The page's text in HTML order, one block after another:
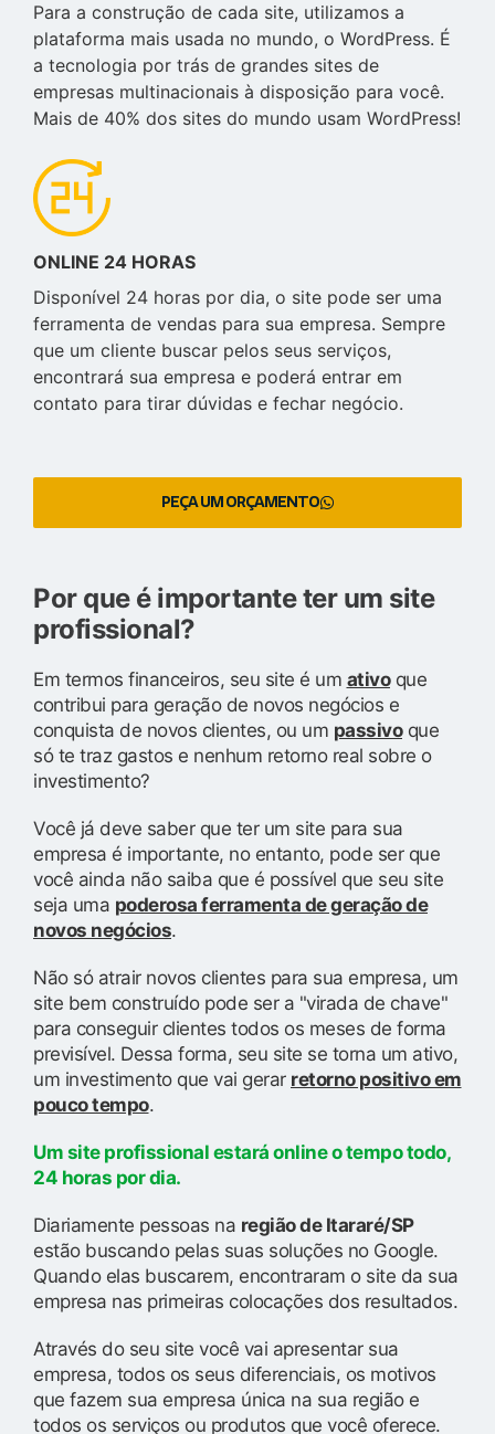
Para a construção de cada site, utilizamos a
plataforma mais usada no mundo, o WordPress. É
a tecnologia por trás de grandes sites de
empresas multinacionais à disposição para você.
Mais de 40% dos sites do mundo usam WordPress!
ONLINE 24 HORAS
Disponível 24 horas por dia, o site pode ser uma
ferramenta de vendas para sua empresa. Sempre
que um cliente buscar pelos seus serviços,
encontrará sua empresa e poderá entrar em
contato para tirar dúvidas e fechar negócio.
PEÇA UM ORÇAMENTO
Por que é importante ter um site
profissional?
Em termos financeiros, seu site é um ativoque
contribui para geração de novos negócios e
conquista de novos clientes, ou um passivoque
só te traz gastos e nenhum retorno real sobre o
investimento?
Você já deve saber que ter um site para sua
empresa é importante, no entanto, pode ser que
você ainda não saiba que é possível que seu site
seja uma poderosa ferramenta de geração de
novos negócios.
Não só atrair novos clientes para sua empresa, um
site bem construído pode ser a "virada de chave"
para conseguir clientes todos os meses de forma
previsível. Dessa forma, seu site se torna um ativo,
um investimento que vai gerar retorno positivo em
pouco tempo.
Um site profissional estará online o tempo todo,
24 horas por dia.
Diariamente pessoas na região de Itararé/SP
estão buscando pelas suas soluções no Google.
Quando elas buscarem, encontraram o site da sua
empresa nas primeiras colocações dos resultados.
Através do seu site você vai apresentar sua
empresa, todos os seus diferenciais, os motivos
que fazem sua empresa única na sua região e
todos os serviços ou produtos que você oferece.